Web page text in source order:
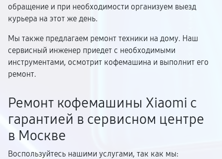
обращение и при необходимости организуем выезд
курьера на этот же день.
Мы также предлагаем ремонт техники на дому. Наш
сервисный инженер приедет с необходимыми
инструментами, осмотрит кофемашина и выполнит его
ремонт.
Ремонт кофемашины Xiaomi с
гарантией в сервисном центре
в Москве
Воспользуйтесь нашими услугами, так как мы: